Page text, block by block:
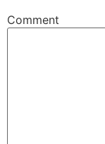
Comment